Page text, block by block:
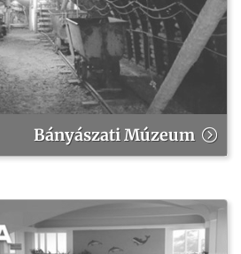
Bányászati Múzeum